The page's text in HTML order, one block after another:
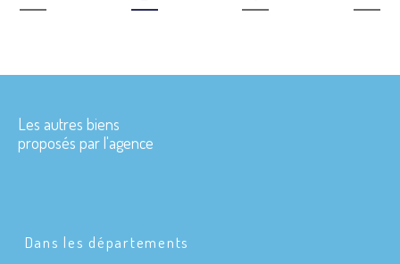
Les autres biens
proposés par l'agence
Dans les départements